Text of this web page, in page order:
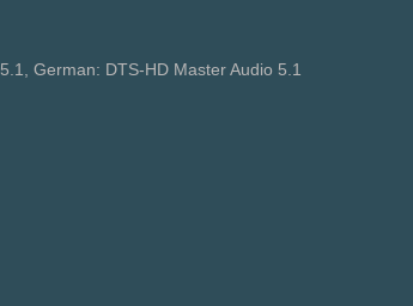
German: DTS-HD Master Audio 5.1